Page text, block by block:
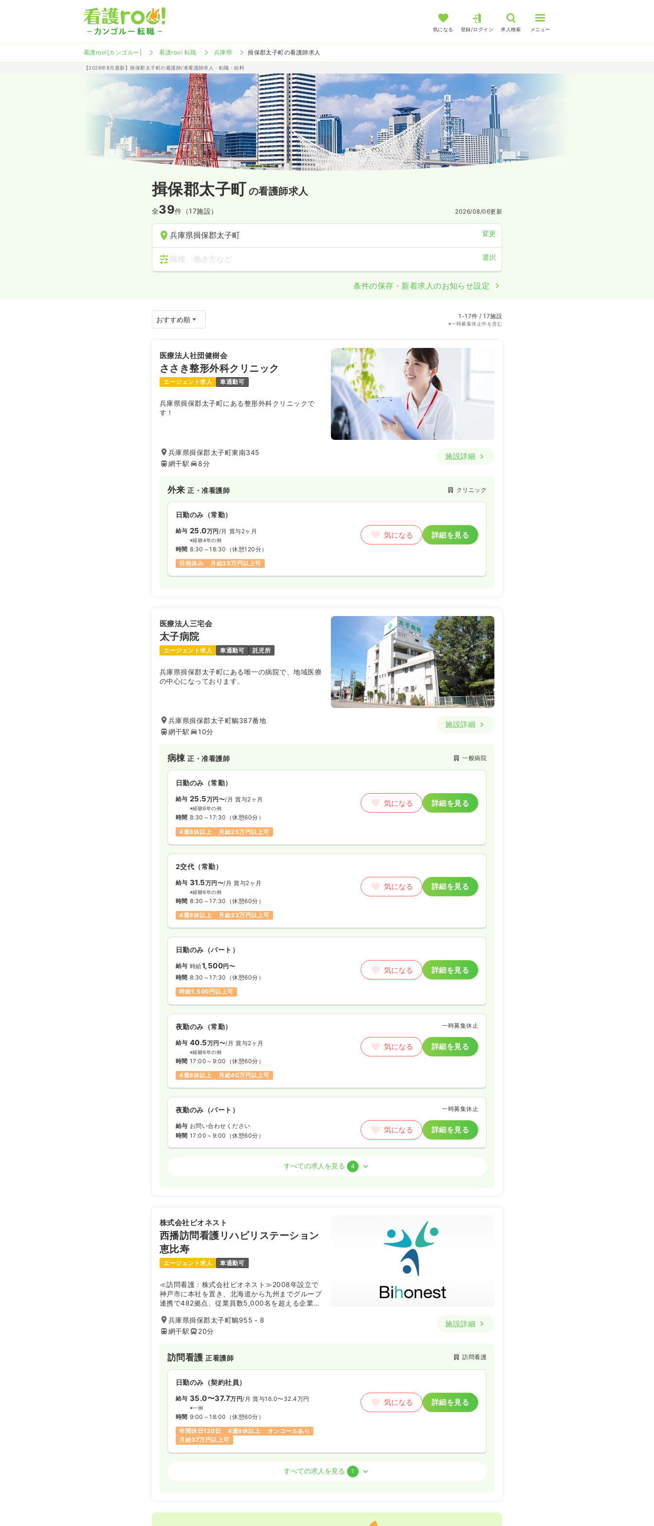
気になる 登録/ログイン 求人検索 メニュー
看護roo![カンゴルー] 看護roo! 転職 兵庫県 揖保郡太子町の看護師求人
【2026年8月最新】揖保郡太子町の看護師/准看護師求人・転職・給料
揖保郡太子町の看護師求人
全39件（17施設） 2026/08/06更新
兵庫県揖保郡太子町 変更
職種、働き方など 選択
条件の保存・新着求人のお知らせ設定
1-17件 / 17施設
※一時募集休止中を含む
医療法人社団健樹会
ささき整形外科クリニック
エージェント求人 車通勤可
兵庫県揖保郡太子町にある整形外科クリニックで
す！
兵庫県揖保郡太子町東南345
網干駅
8分
施設詳細
外来正・准看護師 クリニック
日勤のみ（常勤）
給与 25.0万円/月 賞与2ヶ月
※経験4年の例
時間 8:30～18:30 （休憩120分）
日祝休み
月給25万円以上可
気になる 詳細を見る
医療法人三宅会
太子病院
エージェント求人 車通勤可 託児所
兵庫県揖保郡太子町にある唯一の病院で、地域医療
の中心になっております。
兵庫県揖保郡太子町鵤387番地
網干駅
10分
施設詳細
病棟正・准看護師 一般病院
日勤のみ（常勤）
給与 25.5万円〜/月 賞与2ヶ月
※経験6年の例
時間 8:30～17:30 （休憩60分）
4週8休以上
月給25万円以上可
気になる 詳細を見る
2交代（常勤）
給与 31.5万円〜/月 賞与2ヶ月
※経験6年の例
時間 8:30～17:30 （休憩60分）
4週8休以上
月給33万円以上可
気になる 詳細を見る
日勤のみ（パート）
給与 時給1,500円〜
時間 8:30～17:30 （休憩60分）
時給1,500円以上可
気になる 詳細を見る
夜勤のみ（常勤） 一時募集休止
給与 40.5万円〜/月 賞与2ヶ月
※経験6年の例
時間 17:00～9:00 （休憩60分）
4週8休以上
月給40万円以上可
気になる 詳細を見る
夜勤のみ（パート） 一時募集休止
給与 お問い合わせください
時間 17:00～9:00 （休憩60分）
気になる 詳細を見る
時間 8:30～17:30
4週8休以上
月給25万円以上可
日勤のみ（パート）
給与 時給 1,500円〜
時間 8:30～17:30（休憩60分）
気になる 詳細を見る
給与 31.5 万円〜 /月
時間 8:30～17:30（休憩60分）
4週8休以上
月給31万円以上可
気になる 詳細を見る
すべての求人を見る 4
株式会社ビオネスト
西播訪問看護リハビリステーション
恵比寿
エージェント求人 車通勤可
≪訪問看護：株式会社ビオネスト≫2008年設立で
神戸市に本社を置き、北海道から九州までグループ
連携で482拠点、従業員数5,000名を超える企業で
3本柱で、地域にヘルスケアエコシステムを作るこ
とをビジョンに掲げています。患者様を多角的にサ
力で投資しているフェーズです。大手の安心感とベ
ンチャーの改革スピードを両方持っており、安定し
た基盤のもと働きやすい環境を求める方におすすめ
です。
兵庫県揖保郡太子町鵤955－8
網干駅
20分
施設詳細
訪問看護正看護師 訪問看護
日勤のみ（契約社員）
給与 35.0〜37.7万円/月 賞与16.0〜32.4万円
※一例
時間 9:00～18:00 （休憩60分）
年間休日120日
4週8休以上
オンコールあり
月給37万円以上可
気になる 詳細を見る
気になる 詳細を見る
すべての求人を見る 1